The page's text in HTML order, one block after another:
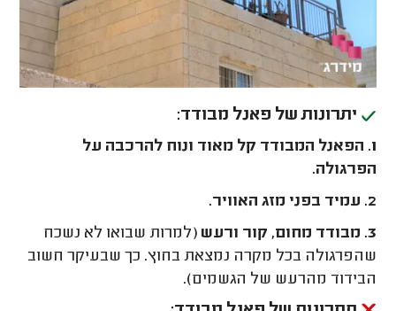
יתרונות של פאנל מבודד:
1. הפאנל המבודד קל מאוד ונוח להרכבה על
הפרגולה.
2. עמיד בפני מזג האוויר.
3. מבודד מחום, קור ורעש
(למרות שבואו לא נשכח
שהפרגולה בכל מקרה נמצאת בחוץ. כך שבעיקר חשוב
הבידוד מהרעש של הגשמים).